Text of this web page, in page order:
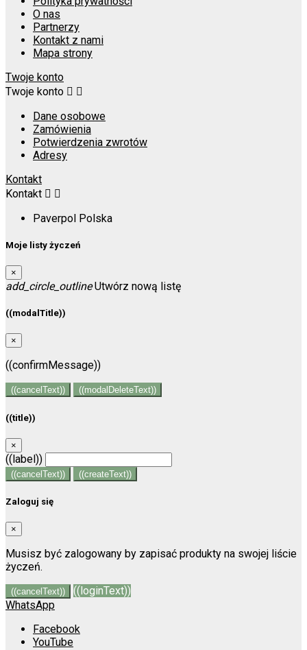
O nas
Partnerzy
Kontakt z nami
Mapa strony
Twoje konto
Twoje konto  
Dane osobowe
Zamówienia
Potwierdzenia zwrotów
Adresy
Kontakt
Kontakt  
Paverpol Polska
Moje listy życzeń
×
add_circle_outlineUtwórz nową listę
((modalTitle))
×
((confirmMessage))
((cancelText)) ((modalDeleteText))
((title))
×
((label))
((cancelText)) ((createText))
Zaloguj się
×
Musisz być zalogowany by zapisać produkty na swojej liście
życzeń.
((cancelText))
((loginText))
WhatsApp
Facebook
YouTube